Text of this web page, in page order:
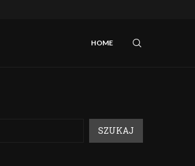
HOME
SZUKAJ